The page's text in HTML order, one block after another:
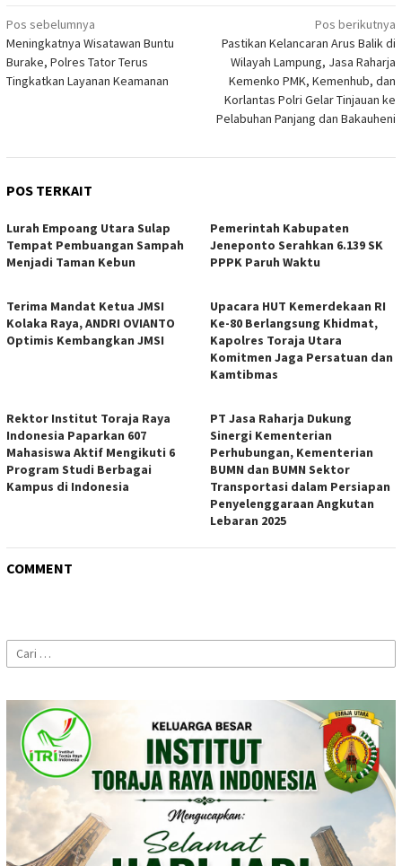
Navigasi
pos
Pos sebelumnya
Meningkatnya Wisatawan Buntu
Burake, Polres Tator Terus
Tingkatkan Layanan Keamanan
Pos berikutnya
Pastikan Kelancaran Arus Balik di
Wilayah Lampung, Jasa Raharja
Kemenko PMK, Kemenhub, dan
Korlantas Polri Gelar Tinjauan ke
Pelabuhan Panjang dan Bakauheni
POS TERKAIT
Lurah Empoang Utara Sulap
Tempat Pembuangan Sampah
Menjadi Taman Kebun
Pemerintah Kabupaten
Jeneponto Serahkan 6.139 SK
PPPK Paruh Waktu
Terima Mandat Ketua JMSI
Kolaka Raya, ANDRI OVIANTO
Optimis Kembangkan JMSI
Upacara HUT Kemerdekaan RI
Ke-80 Berlangsung Khidmat,
Kapolres Toraja Utara
Komitmen Jaga Persatuan dan
Kamtibmas
Rektor Institut Toraja Raya
Indonesia Paparkan 607
Mahasiswa Aktif Mengikuti 6
Program Studi Berbagai
Kampus di Indonesia
PT Jasa Raharja Dukung
Sinergi Kementerian
Perhubungan, Kementerian
BUMN dan BUMN Sektor
Transportasi dalam Persiapan
Penyelenggaraan Angkutan
Lebaran 2025
COMMENT
Cari
untuk: